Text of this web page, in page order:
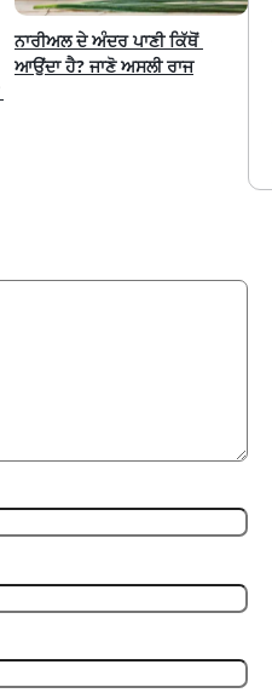
ਨਾਰੀਅਲ ਦੇ ਅੰਦਰ ਪਾਣੀ ਕਿੱਥੋਂ
ਆਉਂਦਾ ਹੈ? ਜਾਣੋ ਅਸਲੀ ਰਾਜ